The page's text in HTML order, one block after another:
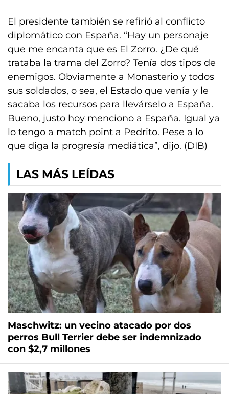
El presidente también se refirió al conflicto
diplomático con España. “Hay un personaje
que me encanta que es El Zorro. ¿De qué
trataba la trama del Zorro? Tenía dos tipos de
enemigos. Obviamente a Monasterio y todos
sus soldados, o sea, el Estado que venía y le
sacaba los recursos para llevárselo a España.
Bueno, justo hoy menciono a España. Igual ya
lo tengo a match point a Pedrito. Pese a lo
que diga la progresía mediática”, dijo. (DIB)
LAS MÁS LEÍDAS
Maschwitz: un vecino atacado por dos
perros Bull Terrier debe ser indemnizado
con $2,7 millones